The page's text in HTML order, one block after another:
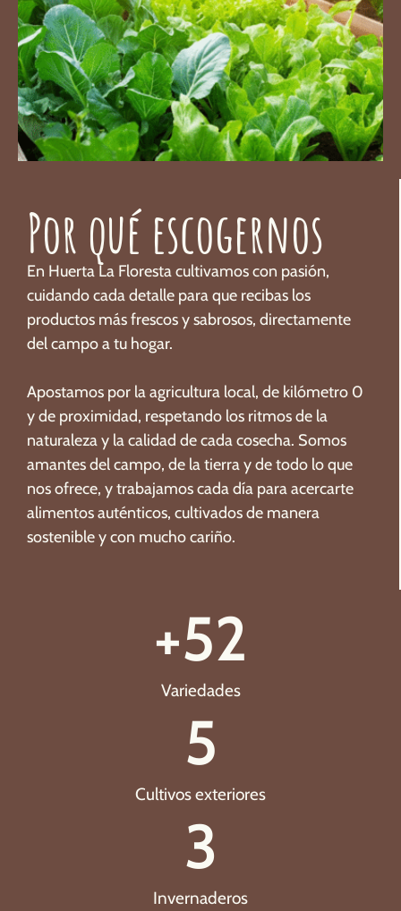
Variedades
+52
Cultivos exteriores
5
Invernaderos
3
Por qué escogernos
En Huerta La Floresta cultivamos con pasión,
cuidando cada detalle para que recibas los
productos más frescos y sabrosos, directamente
del campo a tu hogar.
Apostamos por la agricultura local, de kilómetro 0
y de proximidad, respetando los ritmos de la
naturaleza y la calidad de cada cosecha. Somos
amantes del campo, de la tierra y de todo lo que
nos ofrece, y trabajamos cada día para acercarte
alimentos auténticos, cultivados de manera
sostenible y con mucho cariño.